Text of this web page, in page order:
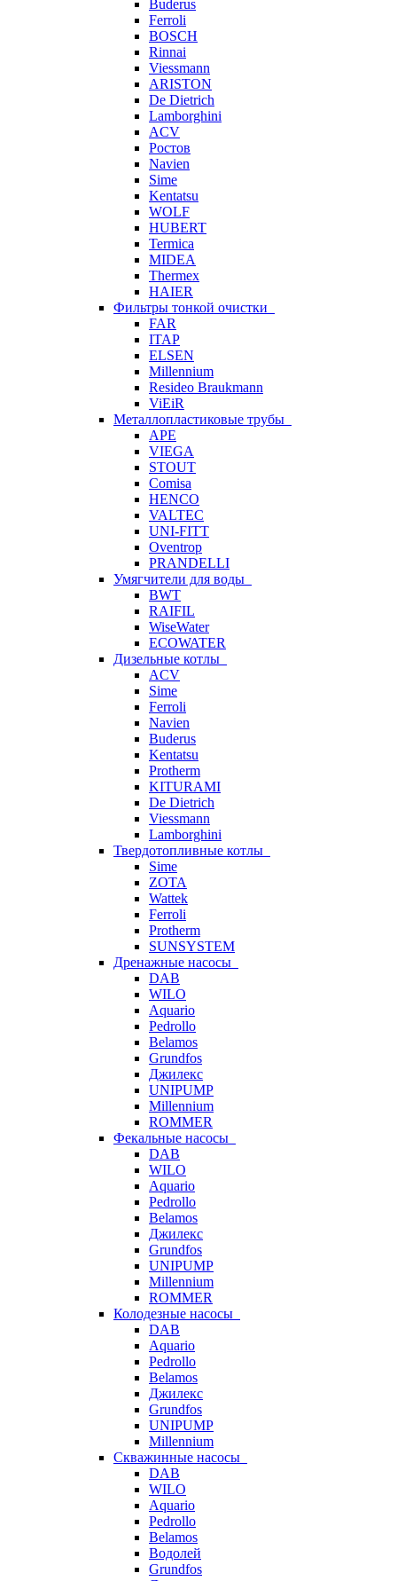
Buderus
Ferroli
BOSCH
Rinnai
Viessmann
ARISTON
De Dietrich
Lamborghini
ACV
Ростов
Navien
Sime
Kentatsu
WOLF
HUBERT
Termica
MIDEA
Thermex
HAIER
Фильтры тонкой очистки
FAR
ITAP
ELSEN
Millennium
Resideo Braukmann
ViEiR
Металлопластиковые трубы
APE
VIEGA
STOUT
Comisa
HENCO
VALTEC
UNI-FITT
Oventrop
PRANDELLI
Умягчители для воды
BWT
RAIFIL
WiseWater
ECOWATER
Дизельные котлы
ACV
Sime
Ferroli
Navien
Buderus
Kentatsu
Protherm
KITURAMI
De Dietrich
Viessmann
Lamborghini
Твердотопливные котлы
Sime
ZOTA
Wattek
Ferroli
Protherm
SUNSYSTEM
Дренажные насосы
DAB
WILO
Aquario
Pedrollo
Belamos
Grundfos
Джилекс
UNIPUMP
Millennium
ROMMER
Фекальные насосы
DAB
WILO
Aquario
Pedrollo
Belamos
Джилекс
Grundfos
UNIPUMP
Millennium
ROMMER
Колодезные насосы
DAB
Aquario
Pedrollo
Belamos
Джилекс
Grundfos
UNIPUMP
Millennium
Скважинные насосы
DAB
WILO
Aquario
Pedrollo
Belamos
Водолей
Grundfos